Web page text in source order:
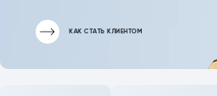
КАК СТАТЬ КЛИЕНТОМ